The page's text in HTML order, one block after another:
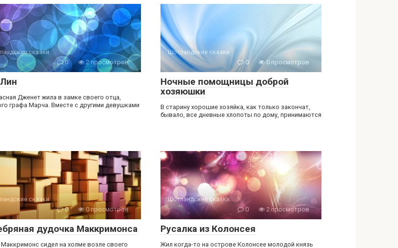
сказки
0
2 просмотров
Дженет жила в замке своего отца,
графа Марча. Вместе с другими девушками
Шотландские сказки
0
0 просмотров
Ночные помощницы доброй
хозяюшки
В старину хорошие хозяйка, как только закончат,
бывало, все дневные хлопоты по дому, принимаются
сказки
0
0 просмотров
дудочка Маккримонса
Маккримонс сидел на холме возле своего
Шотландские сказки
0
2 просмотров
Русалка из Колонсея
Жил когда-то на острове Колонсее молодой князь